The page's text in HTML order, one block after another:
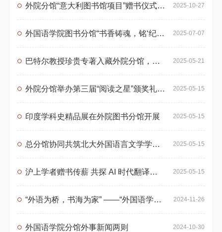
2025-10-27
外院分馆“意大利图书馆项目”赠书仪式圆满举行，中意人文交流再添新纽带
2025-07-07
外国语学院图书分馆“书香铸魂，铭‘纪’于心”党纪学习主题书展揭幕仪式顺利举办
2025-05-21
巴特尔教授珍贵专著入藏外院分馆，赋能外院学术发展
2025-05-15
外院分馆举办第三届“阅读之星”颁奖礼 三位师生获表彰
2025-05-15
印度学科史精品展在外院图书分馆开展
2025-05-15
总分馆协同共筑北大外国语言文学学科资源保障体系 —— 北大图书馆文献资源服务中心赴外院分馆调研
2025-05-15
沪上学者赠书传薪 共探 AI 时代翻译新径 —— 外院图书分馆获赠朱振武教授重要学术著作
2024-11-26
“外语为桥，书海为家” ——“外国语学院图书分馆资源与服务”讲座顺利举行
2024-10-30
外国语学院分馆外事新闻两则